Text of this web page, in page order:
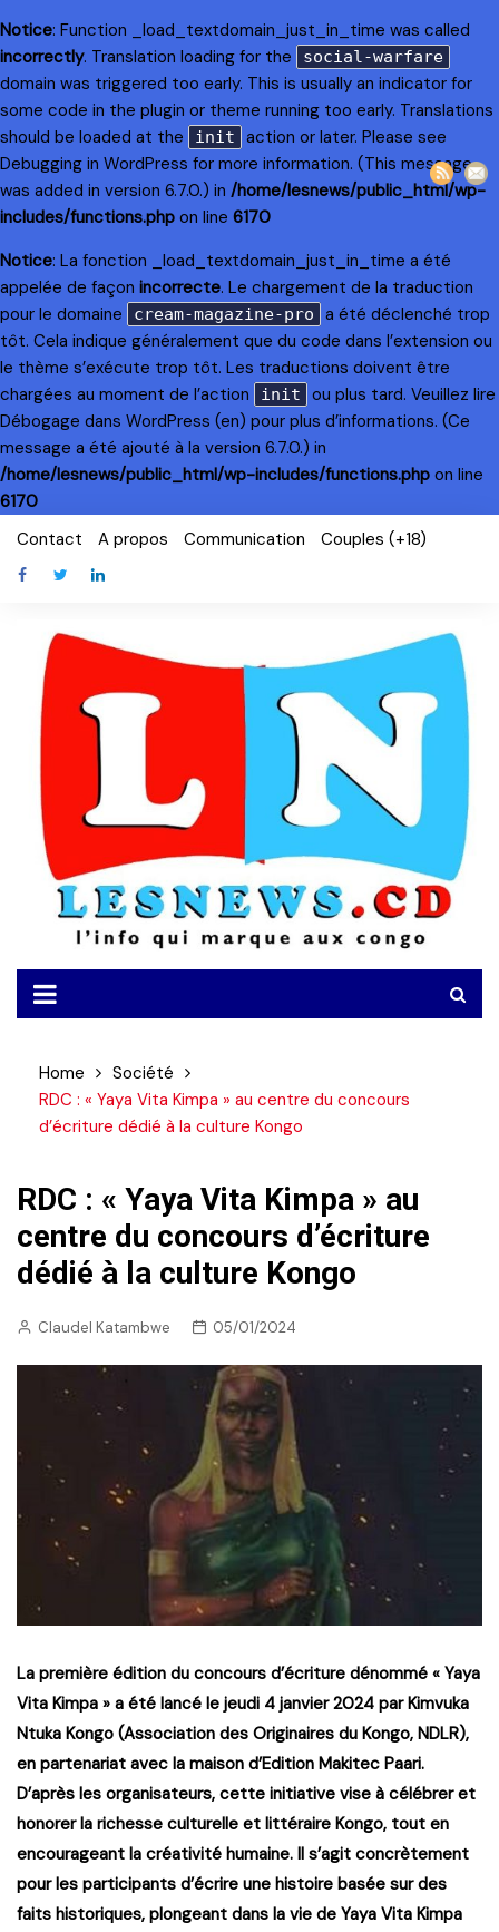
Notice: Function _load_textdomain_just_in_time was called
incorrectly. Translation loading for the social-warfare
domain was triggered too early. This is usually an indicator for
some code in the plugin or theme running too early. Translations
should be loaded at the
init
action or later. Please see
Debugging in WordPress for more information. (This message
was added in version 6.7.0.) in /home/lesnews/public_html/wp-
includes/functions.php on line 6170
Notice: La fonction _load_textdomain_just_in_time a été
appelée de façon incorrecte. Le chargement de la traduction
pour le domaine
cream-magazine-pro
a été déclenché trop
tôt. Cela indique généralement que du code dans l’extension ou
le thème s’exécute trop tôt. Les traductions doivent être
chargées au moment de l’action
init
ou plus tard. Veuillez lire
Débogage dans WordPress (en) pour plus d’informations. (Ce
message a été ajouté à la version 6.7.0.) in
/home/lesnews/public_html/wp-includes/functions.php on line
6170
Skip
content
Contact A propos Communication Couples (+18)
Home
Société
RDC : « Yaya Vita Kimpa » au centre du concours
d’écriture dédié à la culture Kongo
RDC : « Yaya Vita Kimpa » au
centre du concours d’écriture
dédié à la culture Kongo
Claudel Katambwe 05/01/2024
La première édition du concours d’écriture dénommé « Yaya
Vita Kimpa » a été lancé le jeudi 4 janvier 2024 par Kimvuka
Ntuka Kongo (Association des Originaires du Kongo, NDLR),
en partenariat avec la maison d’Edition Makitec Paari.
D’après les organisateurs, cette initiative vise à célébrer et
honorer la richesse culturelle et littéraire Kongo, tout en
encourageant la créativité humaine. Il s’agit concrètement
pour les participants d’écrire une histoire basée sur des
faits historiques, plongeant dans la vie de Yaya Vita Kimpa